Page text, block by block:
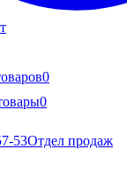
0
0
53Отдел продаж